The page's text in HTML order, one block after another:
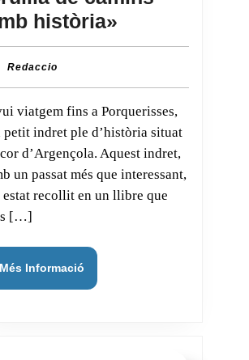
història»
Porquerisses
través
del
llibre
Cruïlla
Redaccio
petit indret ple d’història situat
d’Argençola. Aquest indret,
un passat més que interessant,
estat recollit en un llibre que
[…]
Més Informació
Informació